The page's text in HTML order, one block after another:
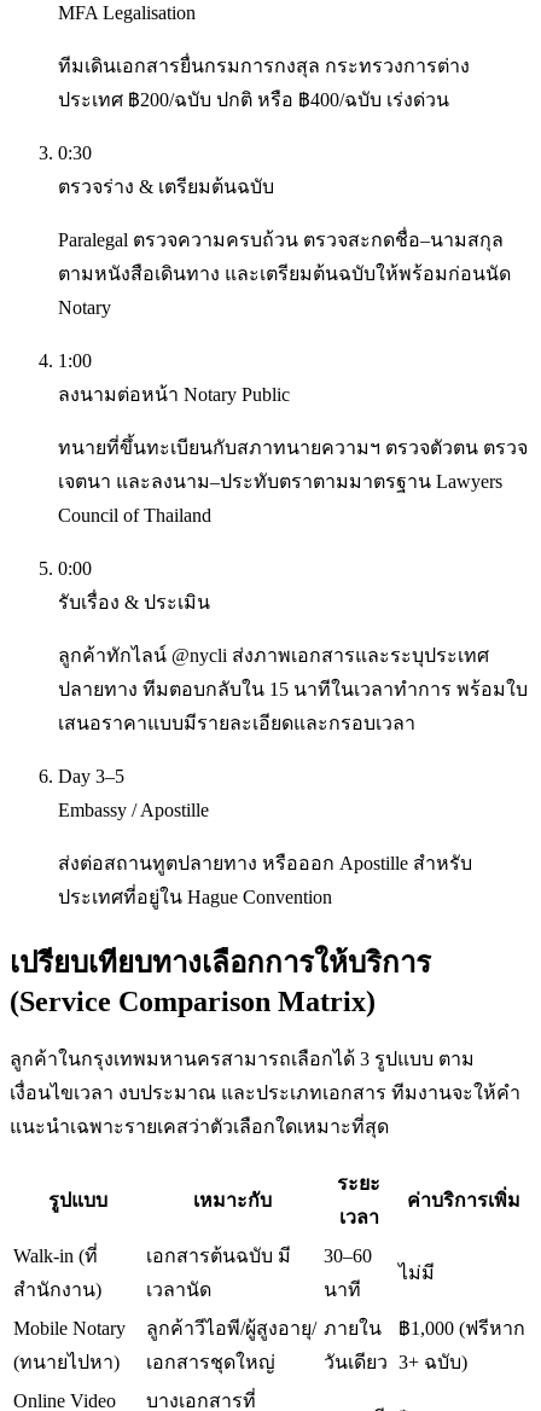
MFA Legalisation
ทีมเดินเอกสารยื่นกรมการกงสุล กระทรวงการต่าง
ประเทศ ฿200/ฉบับ ปกติ หรือ ฿400/ฉบับ เร่งด่วน
0:30
ตรวจร่าง & เตรียมต้นฉบับ
Paralegal ตรวจความครบถ้วน ตรวจสะกดชื่อ–นามสกุล
ตามหนังสือเดินทาง และเตรียมต้นฉบับให้พร้อมก่อนนัด
Notary
1:00
ลงนามต่อหน้า Notary Public
ทนายที่ขึ้นทะเบียนกับสภาทนายความฯ ตรวจตัวตน ตรวจ
เจตนา และลงนาม–ประทับตราตามมาตรฐาน Lawyers
Council of Thailand
0:00
รับเรื่อง & ประเมิน
ลูกค้าทักไลน์ @nycli ส่งภาพเอกสารและระบุประเทศ
ปลายทาง ทีมตอบกลับใน 15 นาทีในเวลาทำการ พร้อมใบ
เสนอราคาแบบมีรายละเอียดและกรอบเวลา
Day 3–5
Embassy / Apostille
ส่งต่อสถานทูตปลายทาง หรือออก Apostille สำหรับ
ประเทศที่อยู่ใน Hague Convention
เปรียบเทียบทางเลือกการให้บริการ
(Service Comparison Matrix)
ลูกค้าในกรุงเทพมหานครสามารถเลือกได้ 3 รูปแบบ ตาม
เงื่อนไขเวลา งบประมาณ และประเภทเอกสาร ทีมงานจะให้คำ
แนะนำเฉพาะรายเคสว่าตัวเลือกใดเหมาะที่สุด
รูปแบบ เหมาะกับ
ระยะ
เวลา
ค่าบริการเพิ่ม
Walk-in (ที่
สำนักงาน)
เอกสารต้นฉบับ มี
เวลานัด
30–60
นาที
ไม่มี
Mobile Notary
(ทนายไปหา)
ลูกค้าวีไอพี/ผู้สูงอายุ/
เอกสารชุดใหญ่
ภายใน
วันเดียว
฿1,000 (ฟรีหาก
3+ ฉบับ)
Online Video
บางเอกสารที่